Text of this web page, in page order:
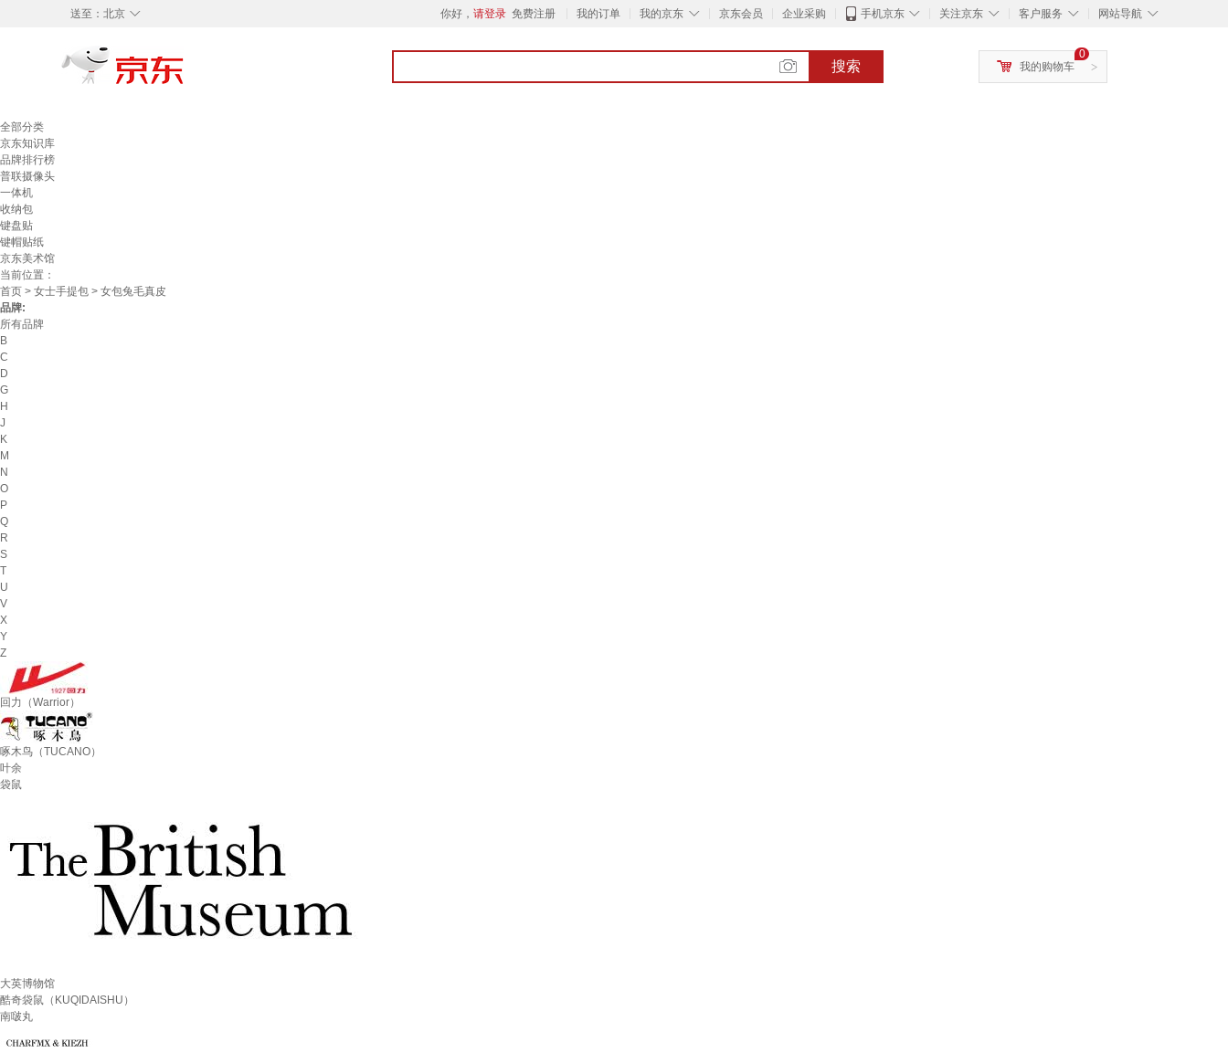
◇
送至： 北京 你好， 请登录 免费注册 我的订单 ◇
我的京东 京东会员 企业采购 ◇
手机京东 ◇
关注京东 ◇
客户服务 ◇
网站导航
搜索 >
0
我的购物车
全部分类
京东知识库
品牌排行榜
普联摄像头
一体机
收纳包
键盘贴
键帽贴纸
京东美术馆
当前位置：
首页 > 女士手提包 > 女包兔毛真皮
品牌:
所有品牌
B
C
D
G
H
J
K
M
N
O
P
Q
R
S
T
U
V
X
Y
Z
回力（Warrior）
啄木鸟（TUCANO）
叶余
袋鼠
大英博物馆
酷奇袋鼠（KUQIDAISHU）
南啵丸